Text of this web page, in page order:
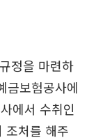
정을 마련하
금보험공사에
에서 수취인
조처를 해주